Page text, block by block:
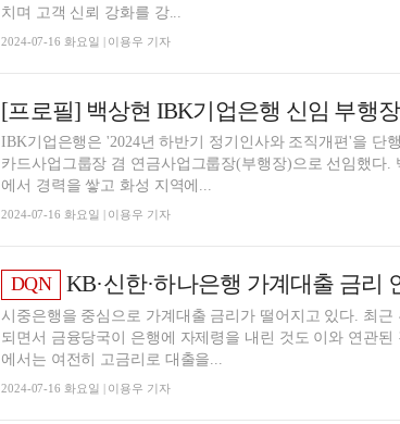
치며 고객 신뢰 강화를 강...
2024-07-16 화요일 | 이용우 기자
IBK기업은행은 '2024년 하반기 정기인사와 조직개편'을 단
카드사업그룹장 겸 연금사업그룹장(부행장)으로 선임했다.
에서 경력을 쌓고 화성 지역에...
2024-07-16 화요일 | 이용우 기자
DQN KB·신한·하나은행 가계대출 금리 인하 중 광주·전북은행 '고금리'
시중은행을 중심으로 가계대출 금리가 떨어지고 있다. 최근
되면서 금융당국이 은행에 자제령을 내린 것도 이와 연관된
에서는 여전히 고금리로 대출을...
2024-07-16 화요일 | 이용우 기자